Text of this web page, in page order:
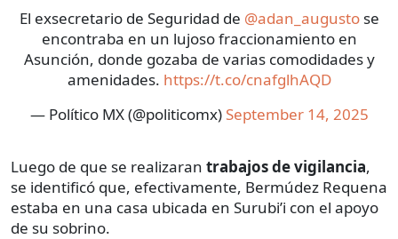
El exsecretario de Seguridad de @adan_augustose
encontraba en un lujoso fraccionamiento en
Asunción, donde gozaba de varias comodidades y
amenidades. https://t.co/cnafglhAQD
— Político MX (@politicomx) September 14, 2025
Luego de que se realizaran trabajos de vigilancia,
se identificó que, efectivamente, Bermúdez Requena
estaba en una casa ubicada en Surubi’i con el apoyo
de su sobrino.